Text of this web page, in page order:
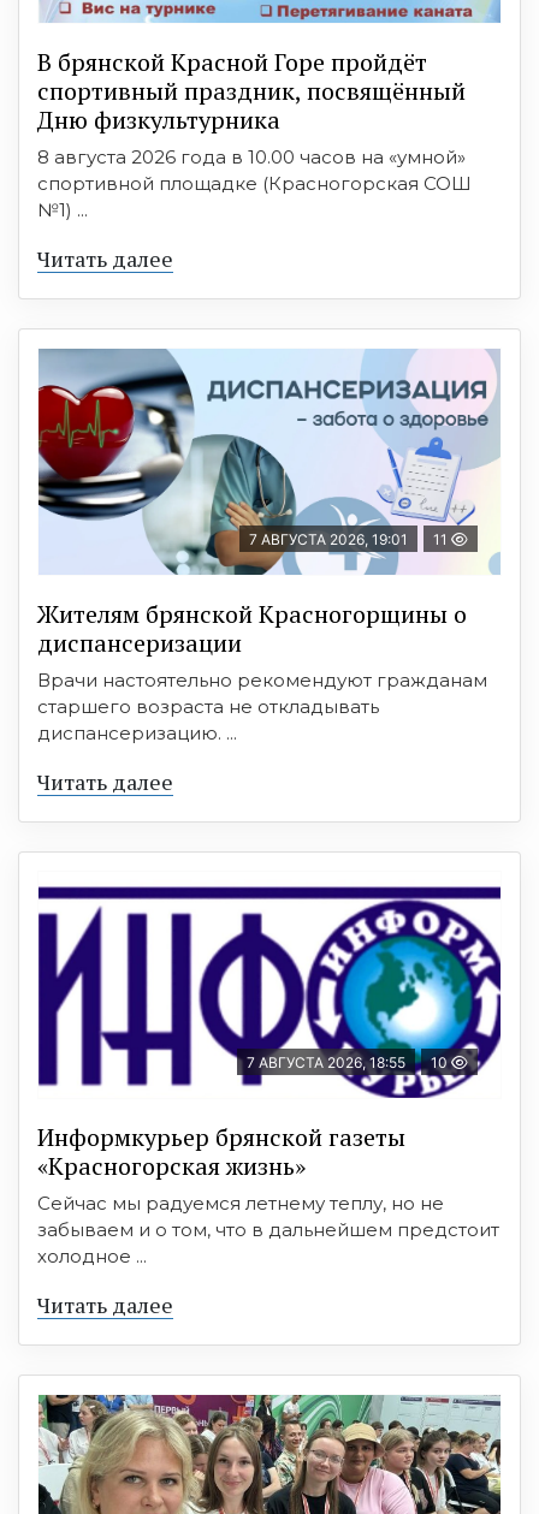
В брянской Красной Горе пройдёт
спортивный праздник, посвящённый
Дню физкультурника
8 августа 2026 года в 10.00 часов на «умной»
спортивной площадке (Красногорская СОШ
№1) ...
Читать далее
7 АВГУСТА 2026, 19:01 11
Жителям брянской Красногорщины о
диспансеризации
Врачи настоятельно рекомендуют гражданам
старшего возраста не откладывать
диспансеризацию. ...
Читать далее
7 АВГУСТА 2026, 18:55 10
Информкурьер брянской газеты
«Красногорская жизнь»
Сейчас мы радуемся летнему теплу, но не
забываем и о том, что в дальнейшем предстоит
холодное ...
Читать далее